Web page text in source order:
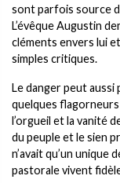
sont parfois source
L’évêque Augustin
cléments envers lui
simples critiques.
Le danger peut
quelques
l’orgueil et la vanité
du peuple et le sien
n’avait qu’un unique
pastorale vivent